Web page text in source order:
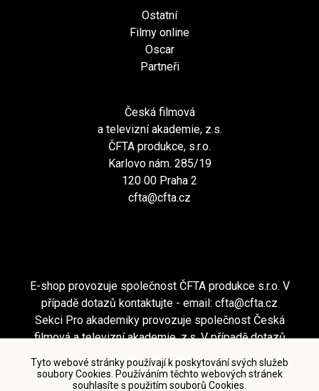
Tyto webové stránky používají k poskytování svých služeb
soubory Cookies. Používáním těchto webových stránek
souhlasíte s použitím souborů Cookies.
Ostatní
Filmy online
Oscar
Partneři
Česká filmová
a televizní akademie, z.s.
ČFTA produkce, s.r.o.
Karlovo nám. 285/19
120 00 Praha 2
cfta@cfta.cz
E-shop provozuje společnost ČFTA produkce s.r.o. V
případě dotazů kontaktujte - email: cfta@cfta.cz
Sekci Pro akademiky provozuje společnost Česká
filmová a televizní akademie, z.s. V případě dotazů